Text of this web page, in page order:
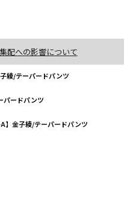
配への影響について
子綾/テーパードパンツ
パードパンツ
】金子綾/テーパードパンツ